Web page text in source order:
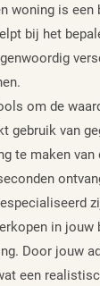
woning is
bij het
om de
gebruik van
te maken
in
Door jouw
een